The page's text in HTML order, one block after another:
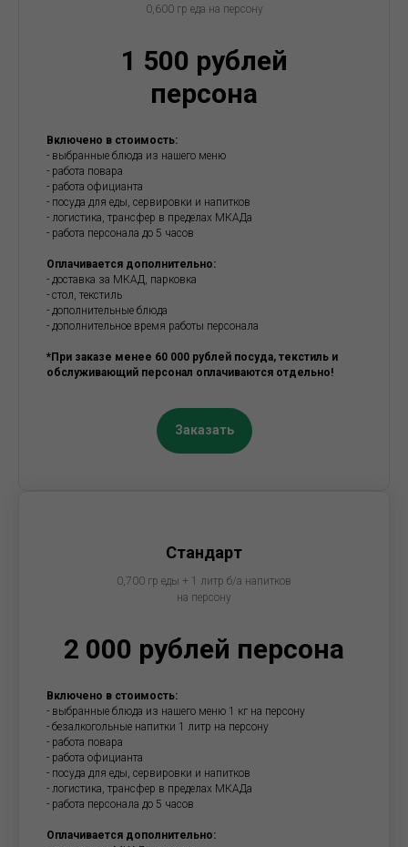
0,600 гр еда на персону
1 500 рублей
персона
Включено в стоимость:
- выбранные блюда из нашего меню
- работа повара
- работа официанта
- посуда для еды, сервировки и напитков
- логистика, трансфер в пределах МКАДа
- работа персонала до 5 часов
Оплачивается дополнительно:
- доставка за МКАД, парковка
- стол, текстиль
- дополнительные блюда
- дополнительное время работы персонала
*При заказе менее 60 000 рублей посуда, текстиль и
обслуживающий персонал оплачиваются отдельно!
Заказать
Стандарт
0,700 гр еды + 1 литр б/а напитков
на персону
2 000 рублей персона
Включено в стоимость:
- выбранные блюда из нашего меню 1 кг на персону
- безалкогольные напитки 1 литр на персону
- работа повара
- работа официанта
- посуда для еды, сервировки и напитков
- логистика, трансфер в пределах МКАДа
- работа персонала до 5 часов
Оплачивается дополнительно: